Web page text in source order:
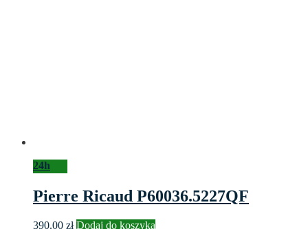
24h
Pierre Ricaud P60036.5227QF
390.00 zł Dodaj do koszyka